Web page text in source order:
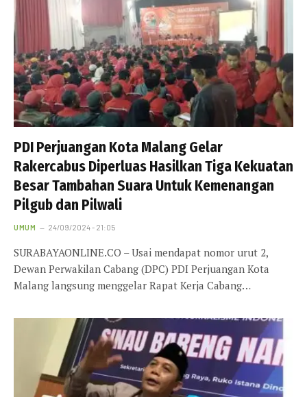
PDI Perjuangan Kota Malang Gelar
Rakercabus Diperluas Hasilkan Tiga Kekuatan
Besar Tambahan Suara Untuk Kemenangan
Pilgub dan Pilwali
UMUM 24/09/2024 - 21:05
SURABAYAONLINE.CO – Usai mendapat nomor urut 2,
Dewan Perwakilan Cabang (DPC) PDI Perjuangan Kota
Malang langsung menggelar Rapat Kerja Cabang…